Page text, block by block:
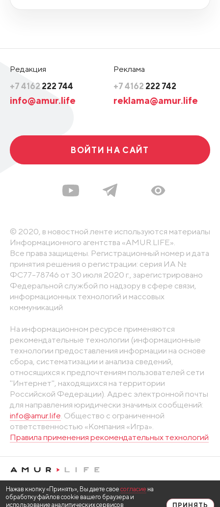
Редакция
+7 4162 222 744
info@amur.life
Реклама
+7 4162 222 742
reklama@amur.life
ВОЙТИ НА САЙТ
© 2020, в новостной ленте используются материалы
Информационного агентства «AMUR.LIFE».
Все права защищены. Регистрационный номер и дата
принятия решения о регистрации: серия ИА №
ФС77-78746 от 30 июля 2020 г., зарегистрировано
Федеральной службой по надзору в сфере связи,
информационных технологий и массовых
коммуникаций
На информационном ресурсе применяются
рекомендательные технологии (информационные
технологии предоставления информации на основе
сбора, систематизации и анализа сведений,
относящихся к предпочтениям пользователей сети
"Интернет", находящихся на территории
Российской Федерации). Адрес электронной почты
для направления юридически значимых сообщений:
info@amur.life . Общество с ограниченной
ответственностью «Компания «Игра».
Правила применения рекомендательных технологий
Нажав кнопку «Принять», Вы даете свое согласие на
обработку файлов cookie вашего браузера и
использование аналитических сервисов
ПРИНЯТЬ